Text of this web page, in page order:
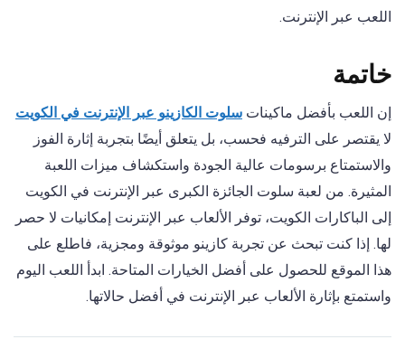
اللعب عبر الإنترنت.
خاتمة
إن اللعب بأفضل ماكينات سلوت الكازينو عبر الإنترنت في الكويت
لا يقتصر على الترفيه فحسب، بل يتعلق أيضًا بتجربة إثارة الفوز
والاستمتاع برسومات عالية الجودة واستكشاف ميزات اللعبة
المثيرة. من لعبة سلوت الجائزة الكبرى عبر الإنترنت في الكويت
إلى الباكارات الكويت، توفر الألعاب عبر الإنترنت إمكانيات لا حصر
لها. إذا كنت تبحث عن تجربة كازينو موثوقة ومجزية، فاطلع على
هذا الموقع للحصول على أفضل الخيارات المتاحة. ابدأ اللعب اليوم
واستمتع بإثارة الألعاب عبر الإنترنت في أفضل حالاتها.